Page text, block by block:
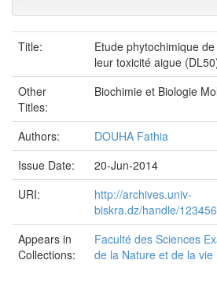
Title:
Etude phytochimique
leur toxicité aigue
Other
Titles:
Biochimie et Biologie
Authors:
DOUHA Fathia
Issue Date:
20-Jun-2014
URI:
http://archives.univ-
biskra.dz/handle/
Appears in
Collections:
Faculté des Sciences
de la Nature et de la vie